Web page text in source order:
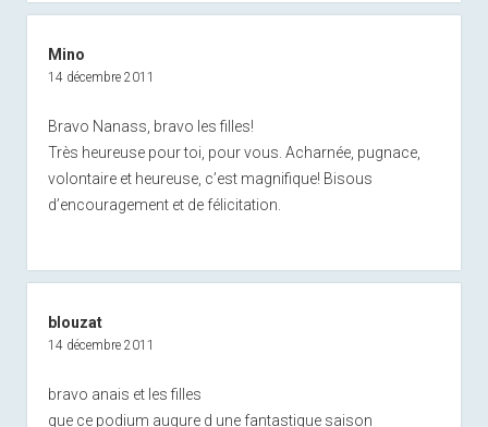
Mino
14 décembre 2011
Bravo Nanass, bravo les filles!
Très heureuse pour toi, pour vous. Acharnée, pugnace,
volontaire et heureuse, c’est magnifique! Bisous
d’encouragement et de félicitation.
blouzat
14 décembre 2011
bravo anais et les filles
que ce podium augure d une fantastique saison